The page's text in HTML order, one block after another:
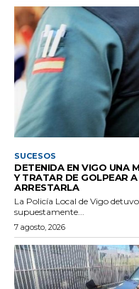
SUCESOS
DETENIDA EN VIGO UNA
Y TRATAR DE GOLPEAR
ARRESTARLA
La Policía Local de Vigo
supuestamente...
7 agosto, 2026